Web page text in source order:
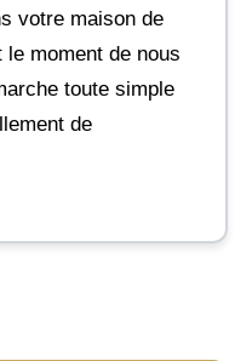
votre maison de
le moment de nous
toute simple
de